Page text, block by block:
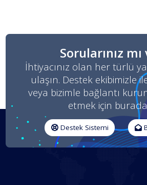
Sorularınız mı
İhtiyacınız olan her türlü
ulaşın. Destek ekibimizle
veya bizimle bağlantı
etmek için
Destek Sistemi